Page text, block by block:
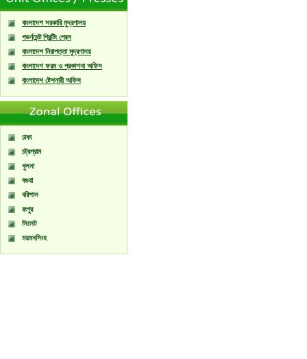
বাংলাদেশ সরকারি মুদ্রণালয়
গভর্ণমেন্ট প্রিন্টিং প্রেস
বাংলাদেশ নিরাপত্তা মুদ্রণালয়
বাংলাদেশ ফরম ও প্রকাশনা অফিস
বাংলাদেশ ষ্টেশনারী অফিস
ঢাকা
চট্রগ্রাম
খুলনা
বগুরা
বরিশাল
রংপুর
সিলেট
ময়মনসিংহ